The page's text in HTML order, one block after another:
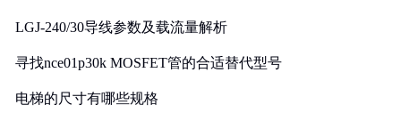
LGJ-240/30导线参数及载流量解析
寻找nce01p30k MOSFET管的合适替代型号
电梯的尺寸有哪些规格